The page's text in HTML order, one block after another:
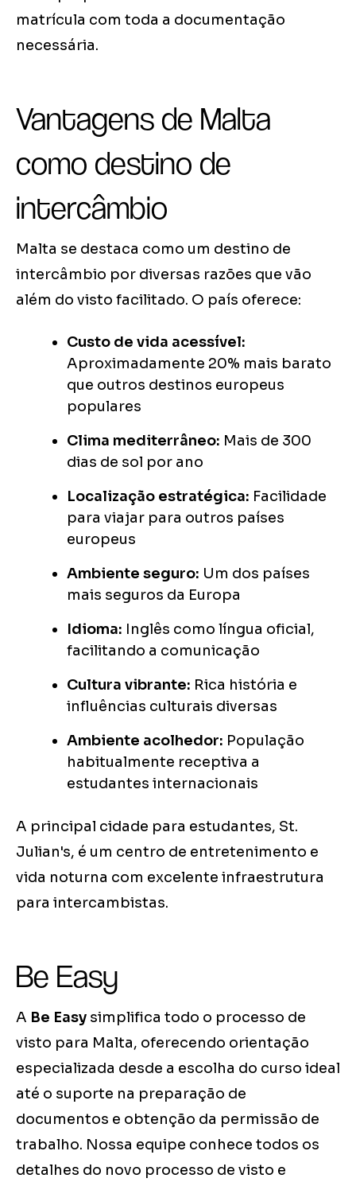
matrícula com toda a documentação
necessária.
Vantagens de Malta
como destino de
intercâmbio
Malta se destaca como um destino de
intercâmbio por diversas razões que vão
além do visto facilitado. O país oferece:
Custo de vida acessível:
Aproximadamente 20% mais barato
que outros destinos europeus
populares
Clima mediterrâneo: Mais de 300
dias de sol por ano
Localização estratégica: Facilidade
para viajar para outros países
europeus
Ambiente seguro: Um dos países
mais seguros da Europa
Idioma: Inglês como língua oficial,
facilitando a comunicação
Cultura vibrante: Rica história e
influências culturais diversas
Ambiente acolhedor: População
habitualmente receptiva a
estudantes internacionais
A principal cidade para estudantes, St.
Julian's, é um centro de entretenimento e
vida noturna com excelente infraestrutura
para intercambistas.
Be Easy
A Be Easy simplifica todo o processo de
visto para Malta, oferecendo orientação
especializada desde a escolha do curso ideal
até o suporte na preparação de
documentos e obtenção da permissão de
trabalho. Nossa equipe conhece todos os
detalhes do novo processo de visto e